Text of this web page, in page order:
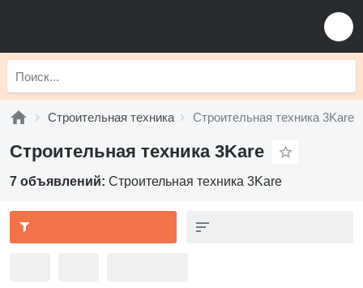
Строительная техника Строительная техника 3Kare
Строительная техника 3Kare
7 объявлений: Строительная техника 3Kare